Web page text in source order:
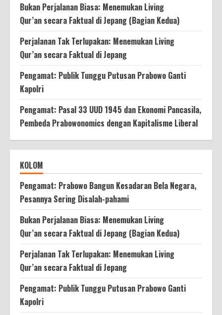
Bukan Perjalanan Biasa: Menemukan Living
Qur’an secara Faktual di Jepang (Bagian Kedua)
Perjalanan Tak Terlupakan: Menemukan Living
Qur’an secara Faktual di Jepang
Pengamat: Publik Tunggu Putusan Prabowo Ganti
Kapolri
Pengamat: Pasal 33 UUD 1945 dan Ekonomi Pancasila,
Pembeda Prabowonomics dengan Kapitalisme Liberal
KOLOM
Pengamat: Prabowo Bangun Kesadaran Bela Negara,
Pesannya Sering Disalah-pahami
Bukan Perjalanan Biasa: Menemukan Living
Qur’an secara Faktual di Jepang (Bagian Kedua)
Perjalanan Tak Terlupakan: Menemukan Living
Qur’an secara Faktual di Jepang
Pengamat: Publik Tunggu Putusan Prabowo Ganti
Kapolri